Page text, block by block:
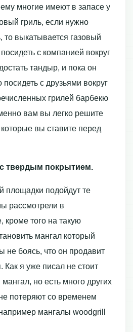
многие имеют в запасе у
гриль, если нужно
то выкатывается газовый
с компанией вокруг
тандыр, и пока он
с друзьями вокруг
грилей барбекю
вам вы легко решите
которые вы ставите перед
твердым покрытием.
площадки подойдут те
рассмотрели в
кроме того на такую
мангал который
не боясь, что он продавит
Как я уже писал не стоит
но есть много других
потеряют со временем
мангалы woodgrill